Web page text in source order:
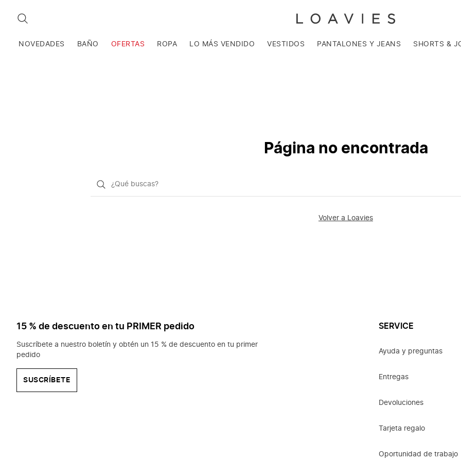
BUSCAR
NOVEDADES BAÑO OFERTAS ROPA LO MÁS VENDIDO VESTIDOS PANTALONES Y JEANS SHORTS &
Página no encontrada
¿Qué
Volver a Loavies
15 % de descuento en tu PRIMER pedido
Suscríbete a nuestro boletín y obtén un 15 % de descuento en tu primer
pedido
SUSCRÍBETE
SERVICE
Ayuda y preguntas
Entregas
Devoluciones
Tarjeta regalo
Oportunidad de trabajo